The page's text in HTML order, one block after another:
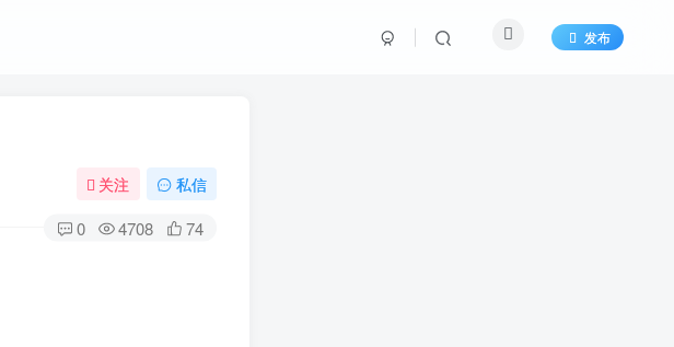
发布
关注 私信
0 4708 74